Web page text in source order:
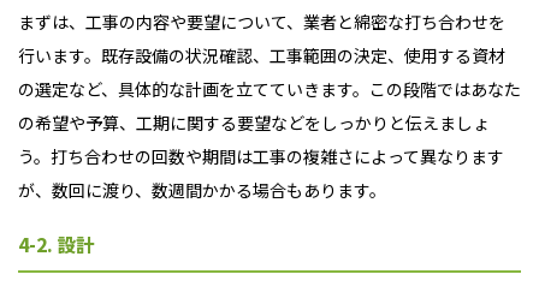
まずは、工事の内容や要望について、業者と綿密な打ち合わせを
行います。既存設備の状況確認、工事範囲の決定、使用する資材
の選定など、具体的な計画を立てていきます。この段階ではあなた
の希望や予算、工期に関する要望などをしっかりと伝えましょ
う。打ち合わせの回数や期間は工事の複雑さによって異なります
が、数回に渡り、数週間かかる場合もあります。
4-2. 設計